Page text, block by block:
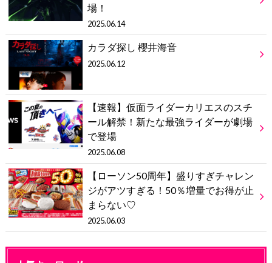
場！
2025.06.14
カラダ探し 櫻井海音
2025.06.12
【速報】仮面ライダーカリエスのスチ
ール解禁！新たな最強ライダーが劇場
で登場
2025.06.08
【ローソン50周年】盛りすぎチャレン
ジがアツすぎる！50％増量でお得が止
まらない♡
2025.06.03